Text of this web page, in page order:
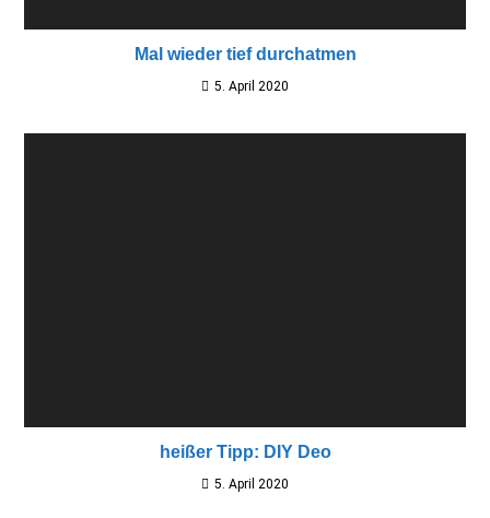
Mal wieder tief durchatmen
5. April 2020
heißer Tipp: DIY Deo
5. April 2020